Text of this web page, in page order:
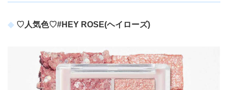
♡人気色♡#HEY ROSE(ヘイローズ)